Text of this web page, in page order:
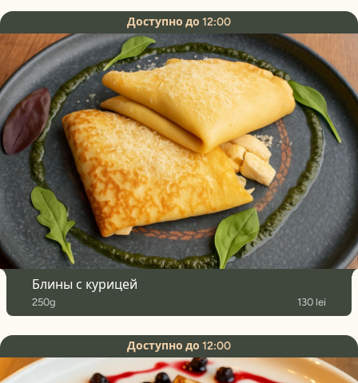
Доступно до 12:00
Блины с курицей
250g 130 lei
Доступно до 12:00